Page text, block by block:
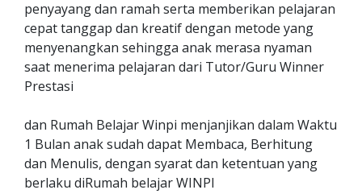
penyayang dan ramah serta memberikan pelajaran
cepat tanggap dan kreatif dengan metode yang
menyenangkan sehingga anak merasa nyaman
saat menerima pelajaran dari Tutor/Guru Winner
Prestasi
dan Rumah Belajar Winpi menjanjikan dalam Waktu
1 Bulan anak sudah dapat Membaca, Berhitung
dan Menulis, dengan syarat dan ketentuan yang
berlaku diRumah belajar WINPI